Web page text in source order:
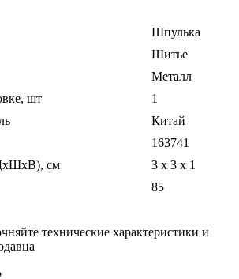
Шпулька
Шитье
Металл
шт
1
Китай
163741
см
3 x 3 x 1
85
технические характеристики и